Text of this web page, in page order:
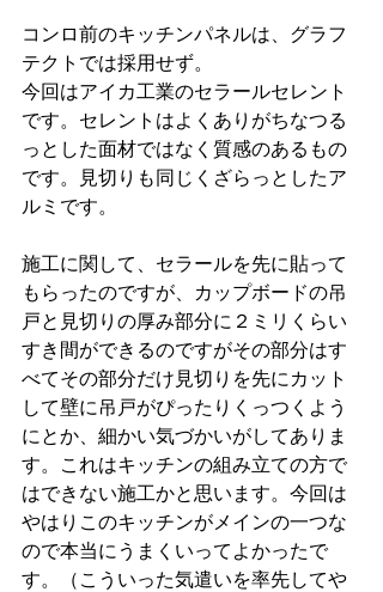
コンロ前のキッチンパネルは、グラフ
テクトでは採用せず。
今回はアイカ工業のセラールセレント
です。セレントはよくありがちなつる
っとした面材ではなく質感のあるもの
です。見切りも同じくざらっとしたア
ルミです。
施工に関して、セラールを先に貼って
もらったのですが、カップボードの吊
戸と見切りの厚み部分に２ミリくらい
すき間ができるのですがその部分はす
べてその部分だけ見切りを先にカット
して壁に吊戸がぴったりくっつくよう
にとか、細かい気づかいがしてありま
す。これはキッチンの組み立ての方で
はできない施工かと思います。今回は
やはりこのキッチンがメインの一つな
ので本当にうまくいってよかったで
す。（こういった気遣いを率先してや